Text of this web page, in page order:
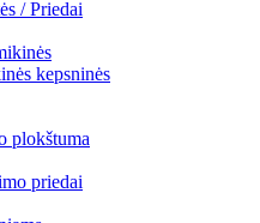
/ Priedai
kepsninės
plokštuma
priedai